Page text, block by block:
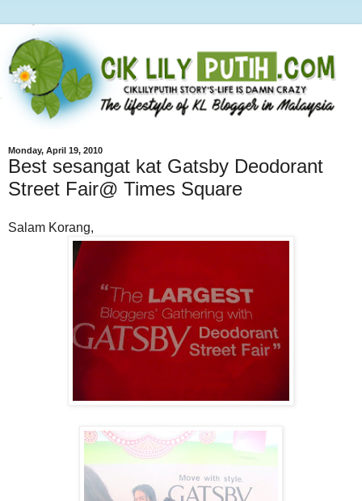
Monday, April 19, 2010
Best sesangat kat Gatsby Deodorant
Street Fair@ Times Square
Salam Korang,